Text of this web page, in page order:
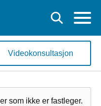
Videokonsultasjon
som ikke er fastleger.